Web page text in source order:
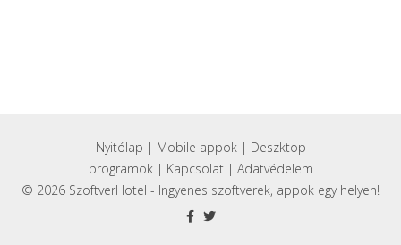
Nyitólap | Mobile appok| Deszktop
programok| Kapcsolat| Adatvédelem
© 2026 SzoftverHotel - Ingyenes szoftverek, appok egy helyen!